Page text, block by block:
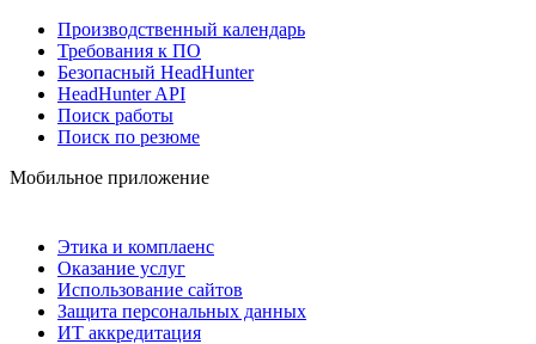
Производственный календарь
Требования к ПО
Безопасный HeadHunter
HeadHunter API
Поиск работы
Поиск по резюме
Мобильное приложение
Этика и комплаенс
Оказание услуг
Использование сайтов
Защита персональных данных
ИТ аккредитация